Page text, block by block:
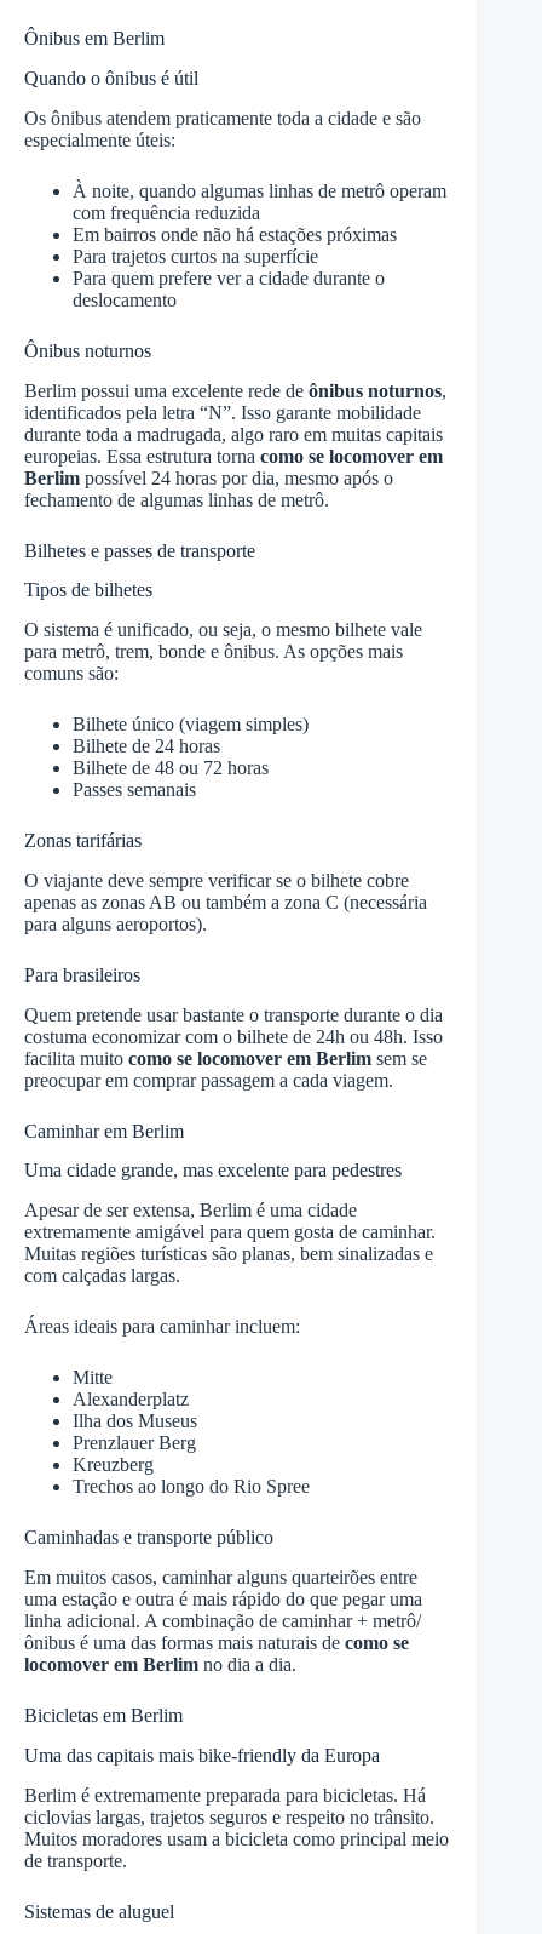
Ônibus em Berlim
Quando o ônibus é útil
Os ônibus atendem praticamente toda a cidade e são
especialmente úteis:
À noite, quando algumas linhas de metrô operam
com frequência reduzida
Em bairros onde não há estações próximas
Para trajetos curtos na superfície
Para quem prefere ver a cidade durante o
deslocamento
Ônibus noturnos
Berlim possui uma excelente rede de ônibus noturnos,
identificados pela letra “N”. Isso garante mobilidade
durante toda a madrugada, algo raro em muitas capitais
europeias. Essa estrutura torna como se locomover em
Berlim possível 24 horas por dia, mesmo após o
fechamento de algumas linhas de metrô.
Bilhetes e passes de transporte
Tipos de bilhetes
O sistema é unificado, ou seja, o mesmo bilhete vale
para metrô, trem, bonde e ônibus. As opções mais
comuns são:
Bilhete único (viagem simples)
Bilhete de 24 horas
Bilhete de 48 ou 72 horas
Passes semanais
Zonas tarifárias
O viajante deve sempre verificar se o bilhete cobre
apenas as zonas AB ou também a zona C (necessária
para alguns aeroportos).
Para brasileiros
Quem pretende usar bastante o transporte durante o dia
costuma economizar com o bilhete de 24h ou 48h. Isso
facilita muito como se locomover em Berlim sem se
preocupar em comprar passagem a cada viagem.
Caminhar em Berlim
Uma cidade grande, mas excelente para pedestres
Apesar de ser extensa, Berlim é uma cidade
extremamente amigável para quem gosta de caminhar.
Muitas regiões turísticas são planas, bem sinalizadas e
com calçadas largas.
Áreas ideais para caminhar incluem:
Mitte
Alexanderplatz
Ilha dos Museus
Prenzlauer Berg
Kreuzberg
Trechos ao longo do Rio Spree
Caminhadas e transporte público
Em muitos casos, caminhar alguns quarteirões entre
uma estação e outra é mais rápido do que pegar uma
linha adicional. A combinação de caminhar + metrô/
ônibus é uma das formas mais naturais de como se
locomover em Berlim no dia a dia.
Bicicletas em Berlim
Uma das capitais mais bike-friendly da Europa
Berlim é extremamente preparada para bicicletas. Há
ciclovias largas, trajetos seguros e respeito no trânsito.
Muitos moradores usam a bicicleta como principal meio
de transporte.
Sistemas de aluguel